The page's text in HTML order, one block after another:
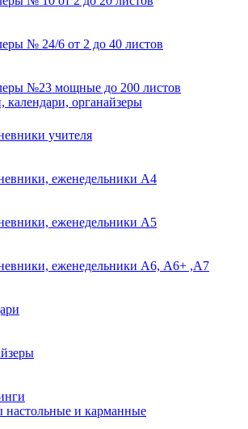
№ 24/6 от 2 до 40 листов
№23 мощные до 200 листов
органайзеры
учителя
еженедельники А4
еженедельники А5
еженедельники А6, А6+ ,А7
настольные и карманные